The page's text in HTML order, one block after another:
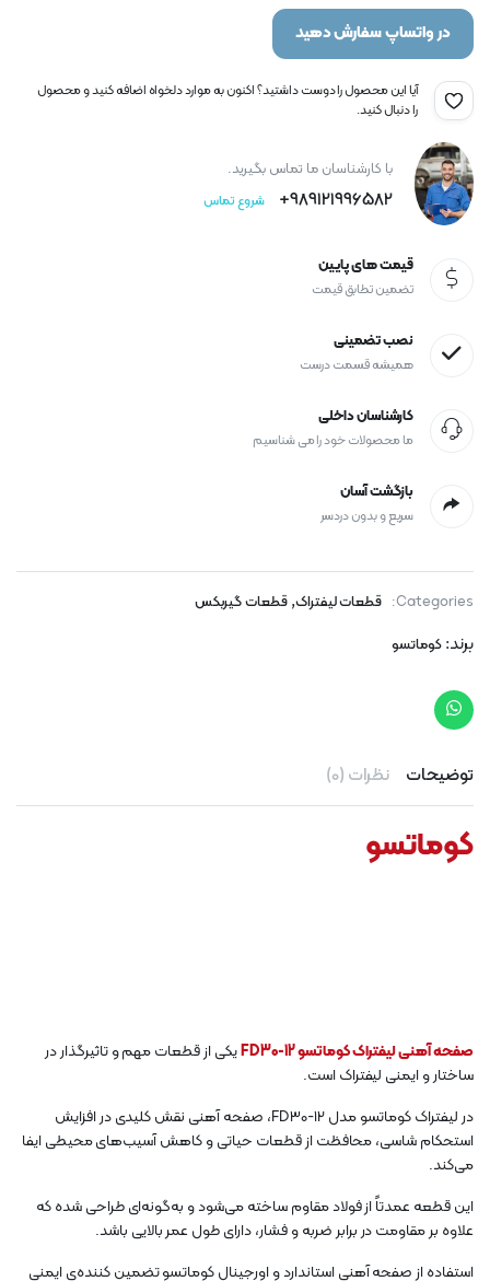
در واتساپ سفارش دهید
آیا این محصول را دوست داشتید؟ اکنون به موارد دلخواه اضافه کنید و محصول
را دنبال کنید.
با کارشناسان ما تماس بگیرید.
989121996582+ شروع تماس
قیمت های پایین
تضمین تطابق قیمت
نصب تضمینی
همیشه قسمت درست
کارشناسان داخلی
ما محصولات خود را می شناسیم
بازگشت آسان
سریع و بدون دردسر
Categories: قطعات لیفتراک,قطعات گیربکس
برند: کوماتسو
توضیحات نظرات (0)
کوماتسو
صفحه آهنی لیفتراک کوماتسو FD30-12
یکی از قطعات مهم و تاثیرگذار در
ساختار و ایمنی لیفتراک است.
در لیفتراک کوماتسو مدل FD30-12، صفحه آهنی نقش کلیدی در افزایش
استحکام شاسی، محافظت از قطعات حیاتی و کاهش آسیب‌های محیطی ایفا
می‌کند.
این قطعه عمدتاً از فولاد مقاوم ساخته می‌شود و به‌گونه‌ای طراحی شده که
علاوه بر مقاومت در برابر ضربه و فشار، دارای طول عمر بالایی باشد.
استفاده از صفحه آهنی استاندارد و اورجینال کوماتسو تضمین کننده‌ی ایمنی